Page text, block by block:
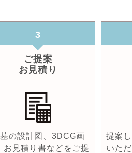
3
ご提案
お見積り
の設計図、3DCG画
お見積り書などをご提
提案
いた